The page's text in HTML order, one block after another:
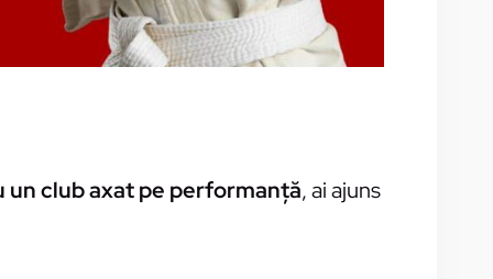
club axat pe performanță, ai ajuns